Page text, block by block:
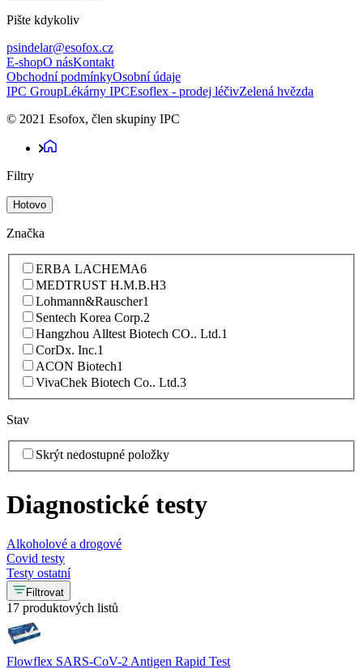
Pište kdykoliv
psindelar@esofox.cz
E-shopO násKontakt
Obchodní podmínkyOsobní údaje
IPC GroupLékárny IPCEsoflex - prodej léčivZelená hvězda
© 2021 Esofox, člen skupiny IPC
Filtry
Hotovo
Značka
ERBA LACHEMA6
MEDTRUST H.M.B.H3
Lohmann&Rauscher1
Sentech Korea Corp.2
Hangzhou Alltest Biotech CO.. Ltd.1
CorDx. Inc.1
ACON Biotech1
VivaChek Biotech Co.. Ltd.3
Stav
Skrýt nedostupné položky
Diagnostické testy
Alkoholové a drogové
Covid testy
Testy ostatní
Filtrovat
17 produktových listů
Flowflex SARS-CoV-2 Antigen Rapid Test